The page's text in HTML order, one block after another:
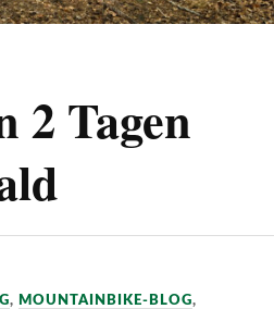
2 Tagen
, MOUNTAINBIKE-BLOG,